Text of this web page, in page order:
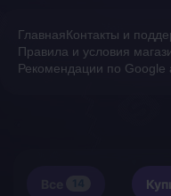
ГлавнаяКонтакты и
Правила и условия
Рекомендации по Google